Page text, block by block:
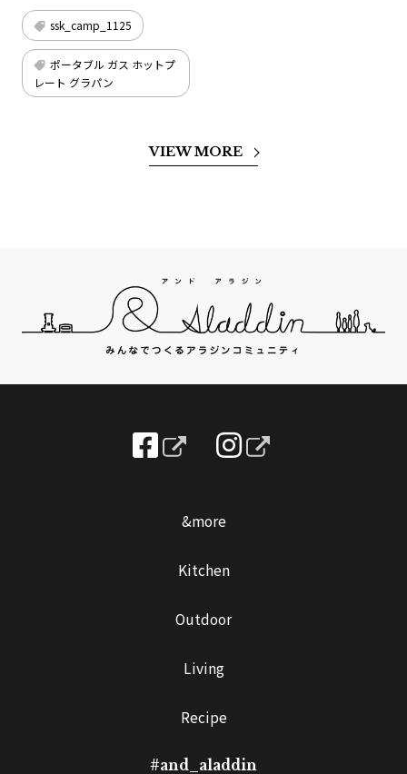
ssk_camp_1125
ポータブル ガス ホットプ
レート グラパン
VIEW MORE
&more
Kitchen
Outdoor
Living
Recipe
#and_aladdin